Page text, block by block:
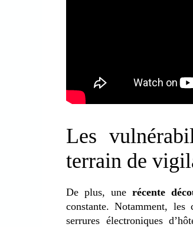
Les
terrain de
De plus, unerécente
constante. Notamment, les
serrures électroniques